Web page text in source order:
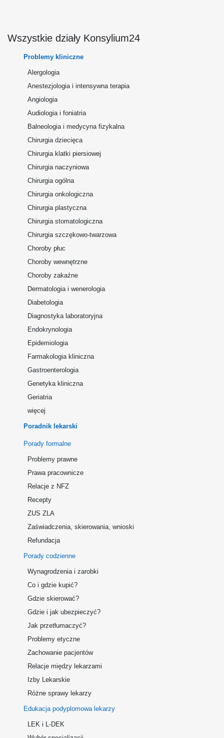
Wszystkie działy Konsylium24
Problemy kliniczne
Alergologia
Anestezjologia i intensywna terapia
Angiologia
Audiologia i foniatria
Balneologia i medycyna fizykalna
Chirurgia dziecięca
Chirurgia klatki piersiowej
Chirurgia naczyniowa
Chirurgia ogólna
Chirurgia onkologiczna
Chirurgia plastyczna
Chirurgia stomatologiczna
Chirurgia szczękowo-twarzowa
Choroby płuc
Choroby wewnętrzne
Choroby zakaźne
Dermatologia i wenerologia
Diabetologia
Diagnostyka laboratoryjna
Endokrynologia
Epidemiologia
Farmakologia kliniczna
Gastroenterologia
Genetyka kliniczna
Geriatria
więcej
Poradnik lekarski
Porady formalne
Problemy prawne
Prawa pracownicze
Relacje z NFZ
Recepty
ZUS ZLA
Zaświadczenia, skierowania, wnioski
Refundacja
Porady codzienne
Wynagrodzenia i zarobki
Co i gdzie kupić?
Gdzie skierować?
Gdzie i jak ubezpieczyć?
Jak przetłumaczyć?
Problemy etyczne
Zachowanie pacjentów
Relacje między lekarzami
Izby Lekarskie
Różne sprawy lekarzy
Edukacja podyplomowa lekarzy
LEK i L-DEK